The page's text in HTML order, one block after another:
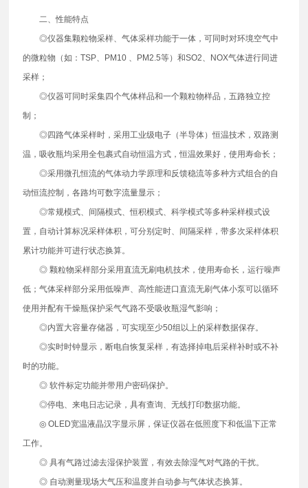
二、性能特点
◎仪器集颗粒物采样、气体采样功能于一体，可同时对环境空气中
的微粒物（如：TSP、PM10 、PM2.5等）和SO2、NOX气体进行同进
采样；
◎仪器可同时采集四个气体样品和一个颗粒物样品，五路独立控
制；
◎四路气体采样时，采用工业级电子（半导体）恒温技术，双路测
温，吸收瓶均采用全包裹式自动恒温方式，恒温效果好，使用寿命长；
◎采用微孔恒流的气体动力学原理和反馈稳流等多种方式组合的自
动恒流控制，各路均可数字流量显示；
◎常规模式、间隔模式、恒积模式、科学模式等多种采样模式设
置，自动计算标况采样体积，可分别定时、间隔采样，带多次采样体积
累计功能并可进行状态换算。
◎ 颗粒物采样部分采用直流无刷电机技术，使用寿命长，运行噪声
低；气体采样部分采用低噪声、高性能进口直流无刷气体小泵可以循环
使用并配有干燥瓶保护采气气路不受吸收瓶湿气影响；
◎内置大容量存储器，可实现至少50组以上的采样数据保存。
◎实时时钟显示，断电自恢复采样，有选择掉电后采样补时或不补
时的功能。
◎ 软件标定功能并带用户密码保护。
◎停电、来电日志记录，具有查询、无线打印数据功能。
◎ OLED宽温液晶汉字显示屏，保证仪器在低照度下和低温下正常
工作。
◎ 具有气路过滤去湿保护装置，有效去除湿气对气路的干扰。
◎ 自动测量现场大气压和温度并自动参与气体状态换算。